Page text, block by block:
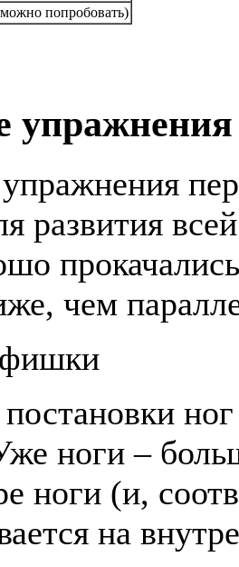
попробовать)
упражнения
упражнения
развития
чем
ноги –
ноги (и,
на